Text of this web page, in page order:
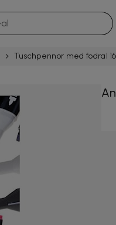
Tuschpennor med fodral